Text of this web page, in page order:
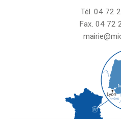
Tél. 04 72
Fax. 04 72